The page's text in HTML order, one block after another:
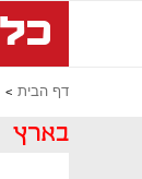
דף הבית
בארץ